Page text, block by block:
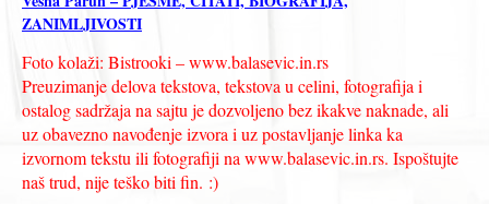
ZANIMLJIVOSTI
Foto kolaži: Bistrooki – www.balasevic.in.rs
Preuzimanje delova tekstova, tekstova u celini, fotografija i
ostalog sadržaja na sajtu je dozvoljeno bez ikakve naknade, ali
uz obavezno navođenje izvora i uz postavljanje linka ka
izvornom tekstu ili fotografiji na www.balasevic.in.rs. Ispoštujte
naš trud, nije teško biti fin. :)